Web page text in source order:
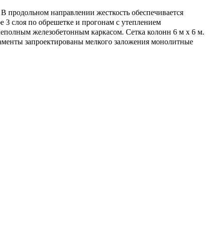
направлении жесткость обеспечивается
слоя по обрешетке и прогонам с утеплением
железобетонным каркасом. Сетка колонн 6 м х 6 м.
запроектированы мелкого заложения монолитные